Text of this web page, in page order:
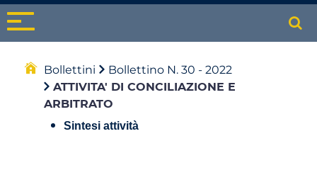
Bollettini
Bollettino N. 30 - 2022
ATTIVITA' DI CONCILIAZIONE E
ARBITRATO
Sintesi attività